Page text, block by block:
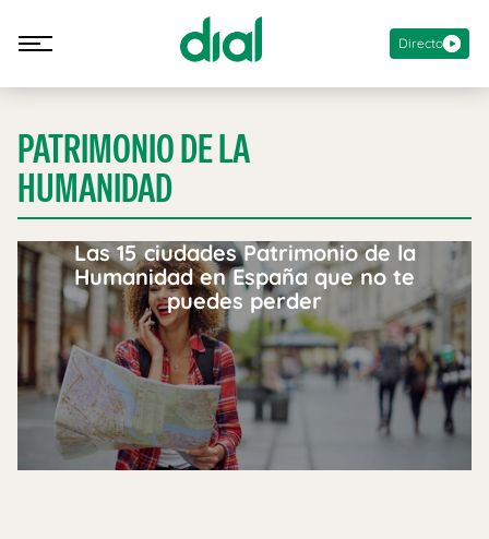
Directo
PATRIMONIO DE LA
HUMANIDAD
Las 15 ciudades Patrimonio de la
Humanidad en España que no te
puedes perder